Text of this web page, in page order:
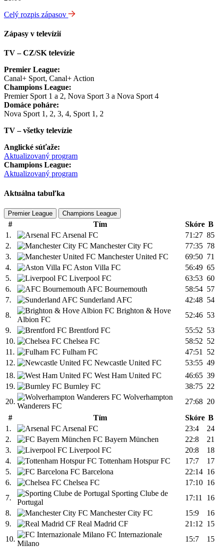
Celý rozpis zápasov
Zápasy v televízií
TV – CZ/SK televízie
Premier League:
Canal+ Sport, Canal+ Action
Champions League:
Premier Sport 1 a 2, Nova Sport 3 a Nova Sport 4
Domáce poháre:
Nova Sport 1, 2, 3, 4, Sport 1, 2
TV – všetky televízie
Anglické súťaže:
Aktualizovaný program
Champions League:
Aktualizovaný program
Aktuálna tabuľka
Premier League Champions League
# Tím Skóre B
1.
Arsenal FC 71:27 85
2.
Manchester City FC 77:35 78
3.
Manchester United FC 69:50 71
4.
Aston Villa FC 56:49 65
5.
Liverpool FC 63:53 60
6.
AFC Bournemouth 58:54 57
7.
Sunderland AFC 42:48 54
8.
Brighton & Hove
Albion FC
52:46 53
9.
Brentford FC 55:52 53
10.
Chelsea FC 58:52 52
11.
Fulham FC 47:51
52
12.
Newcastle United FC 53:55 49
18.
West Ham United FC 46:65 39
19.
Burnley FC 38:75 22
20.
Wolverhampton
Wanderers FC
27:68 20
#
Tím Skóre B
1.
Arsenal FC 23:4
24
2.
FC Bayern München 22:8
21
3.
Liverpool FC 20:8
18
4.
Tottenham Hotspur FC 17:7
17
5.
FC Barcelona 22:14 16
6.
Chelsea FC 17:10 16
7.
Sporting Clube de
Portugal
17:11
16
8.
Manchester City FC 15:9
16
9.
Real Madrid CF 21:12 15
10.
FC Internazionale
Milano
15:7
15